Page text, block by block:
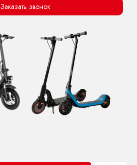
Заказать звонок